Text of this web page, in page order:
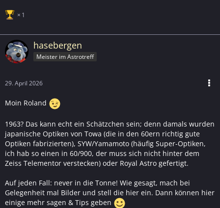
1
hasebergen
Meister im Astrotreff
29. April 2026
Moin Roland
1963? Das kann echt ein Schätzchen sein; denn damals wurden
japanische Optiken von Towa (die in den 60ern richtig gute
Optiken fabrizierten), SYW/Yamamoto (häufig Super-Optiken,
ich hab so einen in 60/900, der muss sich nicht hinter dem
Zeiss Telementor verstecken) oder Royal Astro gefertigt.
Auf jeden Fall: never in die Tonne! Wie gesagt, mach bei
Gelegenheit mal Bilder und stell die hier ein. Dann können hier
einige mehr sagen & Tips geben